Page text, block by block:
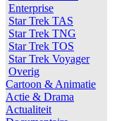
Enterprise
Star Trek TAS
Star Trek TNG
Star Trek TOS
Star Trek Voyager
Overig
Cartoon & Animatie
Actie & Drama
Actualiteit